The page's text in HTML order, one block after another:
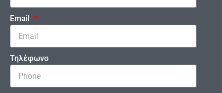
Email
Τηλέφωνο